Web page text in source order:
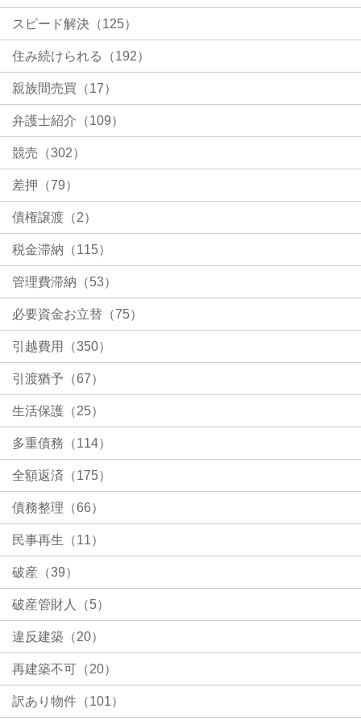
スピード解決（125）
住み続けられる（192）
親族間売買（17）
弁護士紹介（109）
競売（302）
差押（79）
債権譲渡（2）
税金滞納（115）
管理費滞納（53）
必要資金お立替（75）
引越費用（350）
引渡猶予（67）
生活保護（25）
多重債務（114）
全額返済（175）
債務整理（66）
民事再生（11）
破産（39）
破産管財人（5）
違反建築（20）
再建築不可（20）
訳あり物件（101）